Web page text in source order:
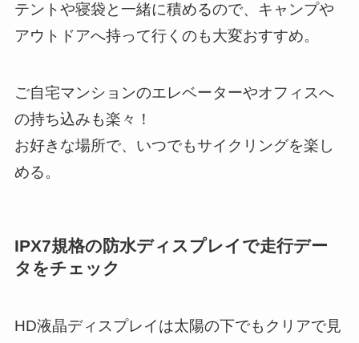
テントや寝袋と⼀緒に積めるので、キャンプや
アウトドアへ持って行くのも⼤変おすすめ。
ご自宅マンションのエレベーターやオフィスへ
の持ち込みも楽々！
お好きな場所で、いつでもサイクリングを楽し
める。
IPX7規格の防水ディスプレイで走行デー
タをチェック
HD液晶ディスプレイは太陽の下でもクリアで見